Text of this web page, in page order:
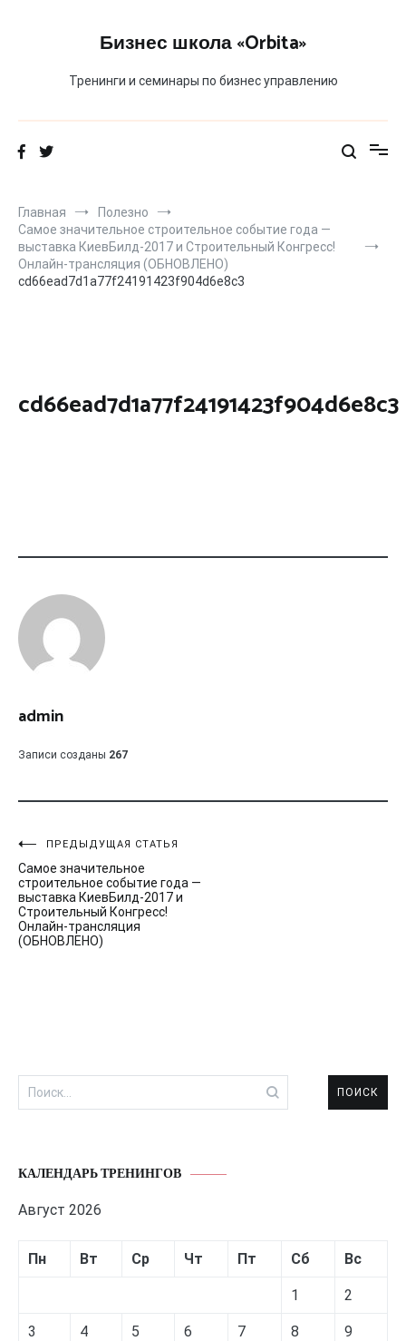
Бизнес школа «Orbita»
Тренинги и семинары по бизнес управлению
Главная
Полезно
Самое значительное строительное событие года —
выставка КиевБилд-2017 и Строительный Конгресс!
Онлайн-трансляция (ОБНОВЛЕНО)
cd66ead7d1a77f24191423f904d6e8c3
cd66ead7d1a77f24191423f904d6e8c3
admin
Записи созданы 267
Навигация
по
записям
ПРЕДЫДУЩАЯ СТАТЬЯ
Самое значительное
строительное событие года —
выставка КиевБилд-2017 и
Строительный Конгресс!
Онлайн-трансляция
(ОБНОВЛЕНО)
Найти:
КАЛЕНДАРЬ ТРЕНИНГОВ
Август 2026
Пн Вт Ср Чт Пт Сб Вс
1 2
3 4 5 6 7 8 9